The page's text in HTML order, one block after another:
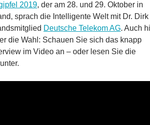
2019, der am 28. und 29. Oktober in
sprach die Intelligente Welt mit Dr. Dirk
Deutsche Telekom AG. Auch
die Wahl: Schauen Sie sich das knapp
im Video an – oder lesen Sie die